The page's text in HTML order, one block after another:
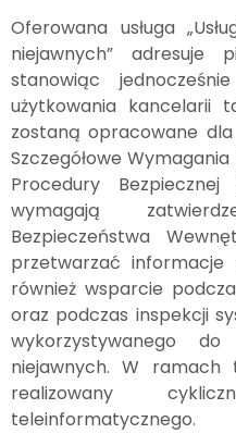
Oferowana usługa
niejawnych”
stanowiąc
użytkowania kancelarii
zostaną opracowane
Szczegółowe
Procedury
wymagają
Bezpieczeństwa
przetwarzać informacje
również wsparcie
oraz podczas inspekcji
wykorzystywanego
niejawnych. W ramach
realizowany
teleinformatycznego.